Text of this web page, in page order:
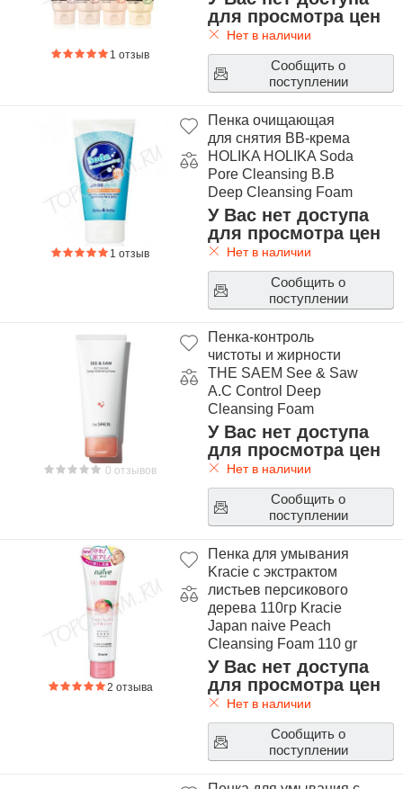
1 отзыв
для просмотра цен
Нет в наличии
Сообщить о
поступлении
1 отзыв
Пенка очищающая
для снятия BB-крема
HOLIKA HOLIKA Soda
Pore Cleansing B.B
Deep Cleansing Foam
У Вас нет доступа
для просмотра цен
Нет в наличии
Сообщить о
поступлении
0 отзывов
Пенка-контроль
чистоты и жирности
THE SAEM See & Saw
A.C Control Deep
Cleansing Foam
У Вас нет доступа
для просмотра цен
Нет в наличии
Сообщить о
поступлении
2 отзыва
Пенка для умывания
Kracie c экстрактом
листьев персикового
дерева 110гр Kracie
Japan naive Peach
Cleansing Foam 110 gr
У Вас нет доступа
для просмотра цен
Нет в наличии
Сообщить о
поступлении